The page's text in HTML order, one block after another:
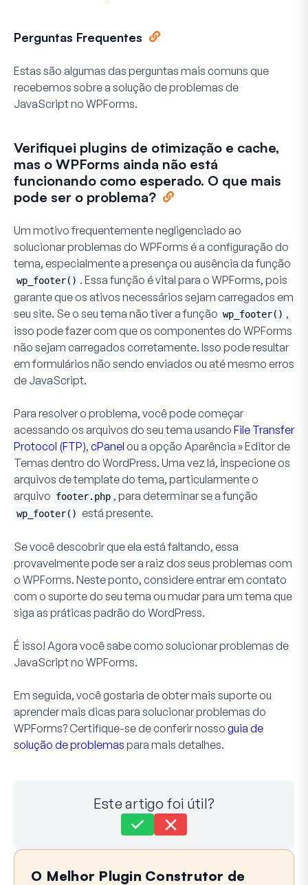
Perguntas Frequentes
Estas são algumas das perguntas mais comuns que
recebemos sobre a solução de problemas de
JavaScript no WPForms.
Verifiquei plugins de otimização e cache,
mas o WPForms ainda não está
funcionando como esperado. O que mais
pode ser o problema?
Um motivo frequentemente negligenciado ao
solucionar problemas do WPForms é a configuração do
tema, especialmente a presença ou ausência da função
wp_footer() . Essa função é vital para o WPForms, pois
garante que os ativos necessários sejam carregados em
seu site. Se o seu tema não tiver a função wp_footer() ,
isso pode fazer com que os componentes do WPForms
não sejam carregados corretamente. Isso pode resultar
em formulários não sendo enviados ou até mesmo erros
de JavaScript.
Para resolver o problema, você pode começar
acessando os arquivos do seu tema usando File Transfer
Protocol (FTP), cPanel ou a opção Aparência » Editor de
Temas dentro do WordPress. Uma vez lá, inspecione os
arquivos de template do tema, particularmente o
arquivo footer.php , para determinar se a função
wp_footer() está presente.
Se você descobrir que ela está faltando, essa
provavelmente pode ser a raiz dos seus problemas com
o WPForms. Neste ponto, considere entrar em contato
com o suporte do seu tema ou mudar para um tema que
siga as práticas padrão do WordPress.
É isso! Agora você sabe como solucionar problemas de
JavaScript no WPForms.
Em seguida, você gostaria de obter mais suporte ou
aprender mais dicas para solucionar problemas do
WPForms? Certifique-se de conferir nosso guia de
solução de problemas para mais detalhes.
Este artigo foi útil?
Ainda com dificuldades?
Última atualização em 17 de junho de 2024
O Melhor Plugin Construtor de